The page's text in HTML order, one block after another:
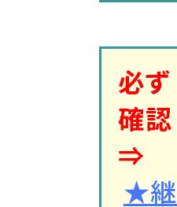
必ず
確認
⇒
★継